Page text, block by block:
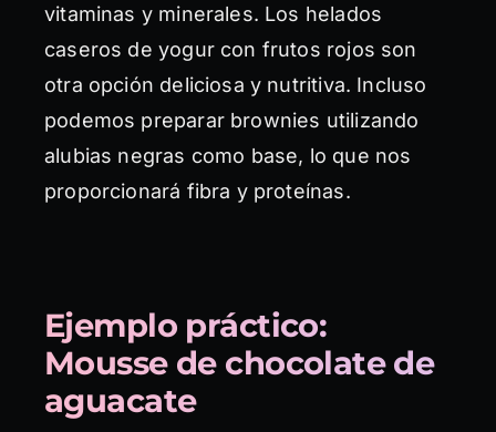
vitaminas y minerales. Los helados
caseros de yogur con frutos rojos son
otra opción deliciosa y nutritiva. Incluso
podemos preparar brownies utilizando
alubias negras como base, lo que nos
proporcionará fibra y proteínas.
Ejemplo práctico:
Mousse de chocolate de
aguacate